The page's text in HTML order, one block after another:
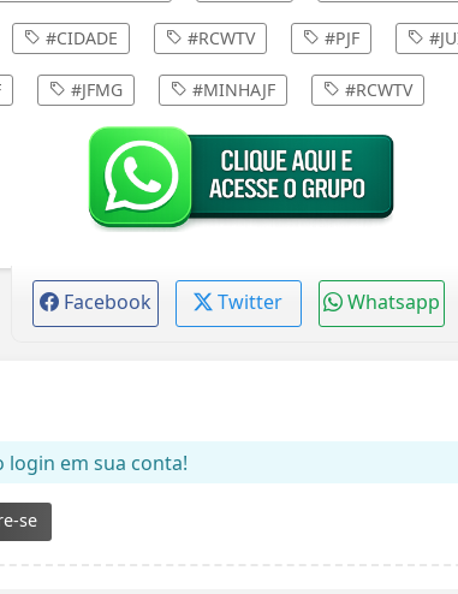
#CIDADE #RCWTV #PJF
#JFMG #MINHAJF #RCWTV
Facebook Twitter Whatsapp
login em sua conta!
se